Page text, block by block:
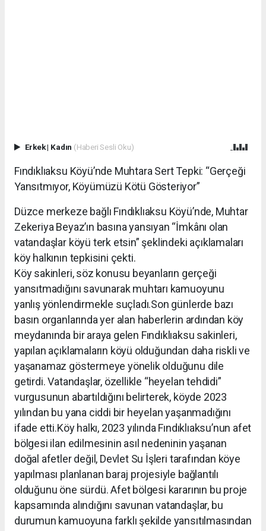
Erkek| Kadın (Haberi Sesli Oku)
Fındıklıaksu Köyü’nde Muhtara Sert Tepki: “Gerçeği
Yansıtmıyor, Köyümüzü Kötü Gösteriyor”
Düzce merkeze bağlı Fındıklıaksu Köyü’nde, Muhtar
Zekeriya Beyaz’ın basına yansıyan “İmkânı olan
vatandaşlar köyü terk etsin” şeklindeki açıklamaları
köy halkının tepkisini çekti.
Köy sakinleri, söz konusu beyanların gerçeği
yansıtmadığını savunarak muhtarı kamuoyunu
yanlış yönlendirmekle suçladı.Son günlerde bazı
basın organlarında yer alan haberlerin ardından köy
meydanında bir araya gelen Fındıklıaksu sakinleri,
yapılan açıklamaların köyü olduğundan daha riskli ve
yaşanamaz göstermeye yönelik olduğunu dile
getirdi. Vatandaşlar, özellikle “heyelan tehdidi”
vurgusunun abartıldığını belirterek, köyde 2023
yılından bu yana ciddi bir heyelan yaşanmadığını
ifade etti.Köy halkı, 2023 yılında Fındıklıaksu’nun afet
bölgesi ilan edilmesinin asıl nedeninin yaşanan
doğal afetler değil, Devlet Su İşleri tarafından köye
yapılması planlanan baraj projesiyle bağlantılı
olduğunu öne sürdü. Afet bölgesi kararının bu proje
kapsamında alındığını savunan vatandaşlar, bu
durumun kamuoyuna farklı şekilde yansıtılmasından